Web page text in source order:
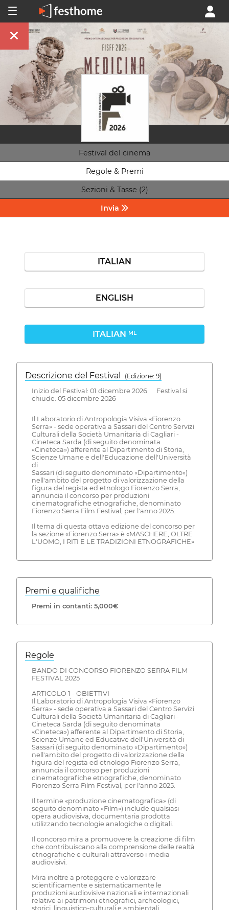
Festival del cinema
Regole & Premi
Sezioni & Tasse (2)
Invia
ITALIAN
ENGLISH
ITALIAN ML
Descrizione del Festival
( Edizione: 9)
Inizio del Festival: 01 dicembre 2026 Festival si
chiude: 05 dicembre 2026
Il Laboratorio di Antropologia Visiva «Fiorenzo
Serra» - sede operativa a Sassari del Centro Servizi
Culturali della Società Umanitaria di Cagliari -
Cineteca Sarda (di seguito denominata
«Cineteca») afferente al Dipartimento di Storia,
Scienze Umane e dell'Educazione dell'Università
di
Sassari (di seguito denominato «Dipartimento»)
nell'ambito del progetto di valorizzazione della
figura del regista ed etnologo Fiorenzo Serra,
annuncia il concorso per produzioni
cinematografiche etnografiche, denominato
Fiorenzo Serra Film Festival, per l'anno 2025.
Il tema di questa ottava edizione del concorso per
la sezione «Fiorenzo Serra» è «MASCHERE, OLTRE
L'UOMO, I RITI E LE TRADIZIONI ETNOGRAFICHE»
Premi e qualifiche
Premi in contanti: 5,000€
Regole
BANDO DI CONCORSO FIORENZO SERRA FILM
FESTIVAL 2025
ARTICOLO 1 - OBIETTIVI
Il Laboratorio di Antropologia Visiva «Fiorenzo
Serra» - sede operativa a Sassari del Centro Servizi
Culturali della Società Umanitaria di Cagliari -
Cineteca Sarda (di seguito denominata
«Cineteca») afferente al Dipartimento di Storia,
Scienze Umane ed Educative dell'Università di
Sassari (di seguito denominato «Dipartimento»)
nell'ambito del progetto di valorizzazione della
figura del regista ed etnologo Fiorenzo Serra,
annuncia il concorso per produzioni
cinematografiche etnografiche, denominato
Fiorenzo Serra Film Festival, per l'anno 2025.
Il termine «produzione cinematografica» (di
seguito denominato «Film») include qualsiasi
opera audiovisiva, documentaria prodotta
utilizzando tecnologie analogiche o digitali.
Il concorso mira a promuovere la creazione di film
che contribuiscano alla comprensione delle realtà
etnografiche e culturali attraverso i media
audiovisivi.
Mira inoltre a proteggere e valorizzare
scientificamente e sistematicamente le
produzioni audiovisive nazionali e internazionali
relative ai patrimoni etnografici, archeologici,
storici, linguistico-culturali e ambientali.